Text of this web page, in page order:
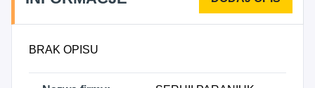
mieszkalnych, 4100B - Roboty budowlane
Wykonywanie pozostałych instalacji budowlanych,
BRAK OPISU